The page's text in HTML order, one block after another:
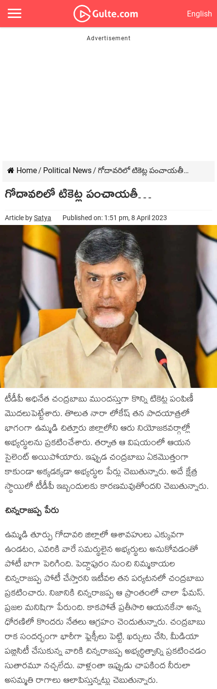
English
Home/ Political News/ గోదావరిలో టికెట్ల పంచాయతీ…
గోదావరిలో టికెట్ల పంచాయతీ…
Article bySatya Published on: 1:51 pm, 8 April 2023
టీడీపీ అధినేత చంద్రబాబు ముందస్తుగా కొన్ని టికెట్ల పంపిణీ
మొదలుపెట్టేశారు. తొలుత నారా లోకేష్ తన పాదయాత్రలో
భాగంగా ఉమ్మడి చిత్తూరు జిల్లాలోని ఆరు నియోజకవర్గాల్లో
అభ్యర్థులను ప్రకటించేశారు. తర్వాత ఆ విషయంలో ఆయన
సైలెంట్ అయిపోయారు. ఇప్పుడ చంద్రబాబు ఏకమొత్తంగా
కాకుండా అక్కడక్కడా అభ్యర్థుల పేర్లు చెబుతున్నారు. అదే క్షేత్ర
స్థాయిలో టీడీపీ ఇబ్బందులకు కారణమవుతోందని చెబుతున్నారు.
చిన్నరాజప్ప పేరు
ఉమ్మడి తూర్పు గోదావరి జిల్లాలో ఆశావహులు ఎక్కువగా
ఉండటం, ఎవరికి వారే సమర్థులైన అభ్యర్థులు అనుకోవడంతో
పోటీ బాగా పెరిగింది. పెద్దాపురం నుంచి నిమ్మకాయల
చిన్నరాజప్ప పోటీ చేస్తారని ఇటీవల తన పర్యటనలో చంద్రబాబు
ప్రకటించారు. నిజానికి చిన్నరాజప్ప ఆ ప్రాంతంలో చాలా ఫేమస్.
ప్రజల మనిషిగా పేరుంది. కాకపోతే ప్రతీసారి ఆయనకేనా అన్న
ధోరణిలో కొందరు నేతలు ఆగ్రహం చెందుతున్నారు. చంద్రబాబు
రాక సందర్భంగా భారీగా ఫ్లెక్సీలు పెట్టి, ఖర్చులు చేసి, మీడియా
పబ్లిసిటీ చేసుకున్న వారికి చిన్నరాజప్ప అభ్యర్థిత్వాన్ని ప్రకటించడం
సుతారమూ నచ్చలేదు. వాళ్లంతా ఇప్పుడు చాపకింద నీరులా
అసమ్మతి రాగాలు ఆలాపిస్తున్నట్లు చెబుతున్నారు.